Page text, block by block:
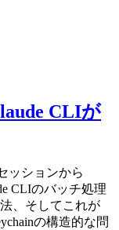
CLIが
ッションから
CLIのバッチ処理
、そしてこれが
の構造的な問